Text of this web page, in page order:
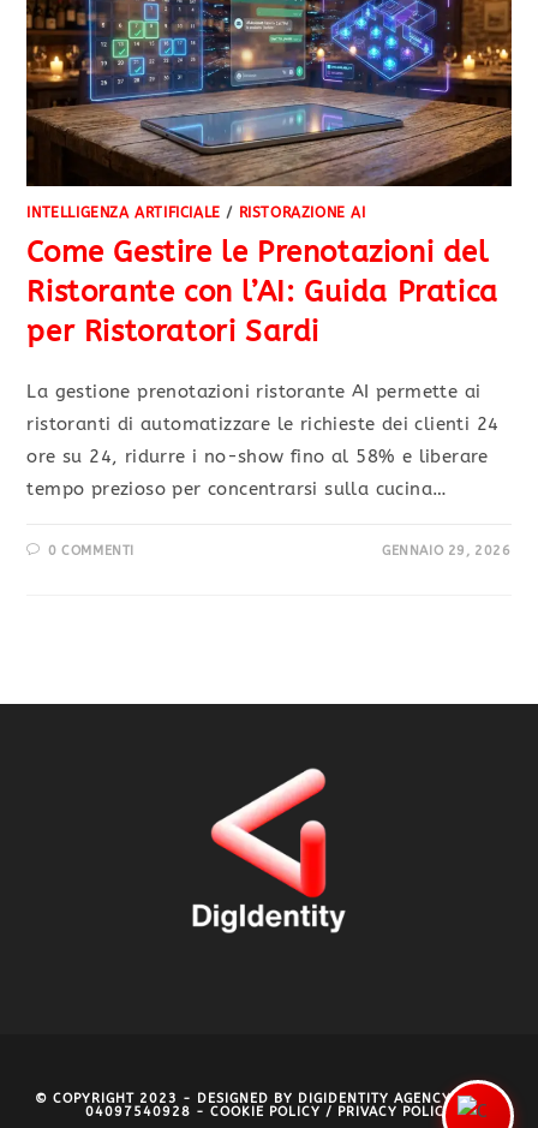
INTELLIGENZA ARTIFICIALE / RISTORAZIONE AI
Come Gestire le Prenotazioni del
Ristorante con l’AI: Guida Pratica
per Ristoratori Sardi
La gestione prenotazioni ristorante AI permette ai
ristoranti di automatizzare le richieste dei clienti 24
ore su 24, ridurre i no-show fino al 58% e liberare
tempo prezioso per concentrarsi sulla cucina…
0 COMMENTI GENNAIO 29, 2026
© COPYRIGHT 2023 - DESIGNED BY DIGIDENTITY AGENCY- P.IVA
04097540928 - COOKIE POLICY / PRIVACY POLICY